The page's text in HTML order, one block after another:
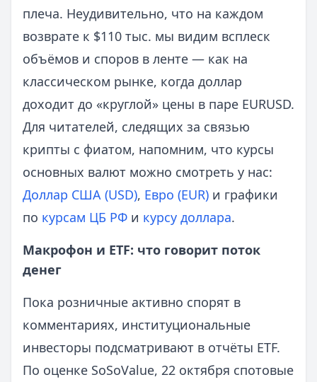
плеча. Неудивительно, что на каждом
возврате к $110 тыс. мы видим всплеск
объёмов и споров в ленте — как на
классическом рынке, когда доллар
доходит до «круглой» цены в паре EURUSD.
Для читателей, следящих за связью
крипты с фиатом, напомним, что курсы
основных валют можно смотреть у нас:
Доллар США (USD), Евро (EUR) и графики
по курсам ЦБ РФ и курсу доллара.
Макрофон и ETF: что говорит поток
денег
Пока розничные активно спорят в
комментариях, институциональные
инвесторы подсматривают в отчёты ETF.
По оценке SoSoValue, 22 октября спотовые